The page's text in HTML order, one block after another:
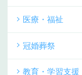
医療・福祉
冠婚葬祭
教育・学習支援